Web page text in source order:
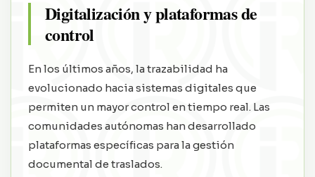
Digitalización y plataformas de
control
En los últimos años, la trazabilidad ha
evolucionado hacia sistemas digitales que
permiten un mayor control en tiempo real. Las
comunidades autónomas han desarrollado
plataformas específicas para la gestión
documental de traslados.